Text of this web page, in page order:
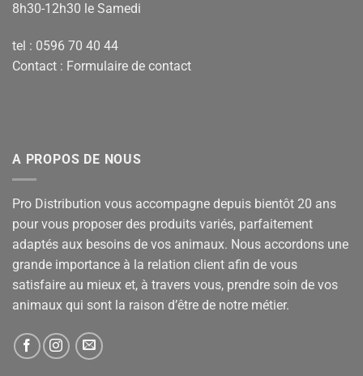
8h30-12h30 le Samedi
tel : 0596 70 40 44
Contact : Formulaire de contact
A PROPOS DE NOUS
Pro Distribution vous accompagne depuis bientôt 20 ans
pour vous proposer des produits variés, parfaitement
adaptés aux besoins de vos animaux. Nous accordons une
grande importance à la relation client afin de vous
satisfaire au mieux et, à travers vous, prendre soin de vos
animaux qui sont la raison d’être de notre métier.